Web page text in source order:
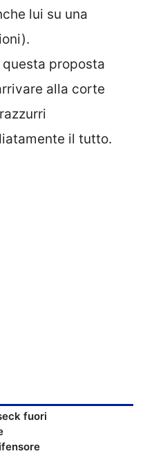
lui su una
proposta
alla corte
il tutto.
fuori